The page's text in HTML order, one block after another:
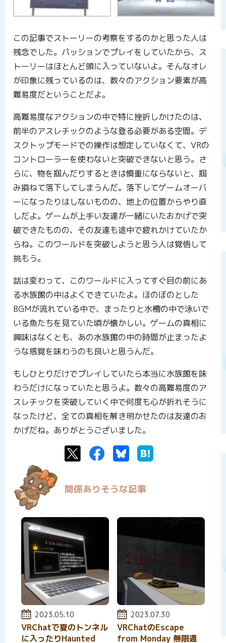
この記事でストーリーの考察をするのかと思った人は
残念でした。パッションでプレイをしていたから、ス
トーリーはほとんど頭に入っていないよ。そんなオレ
が印象に残っているのは、数々のアクション要素が高
難易度だということだよ。
高難易度なアクションの中で特に挫折しかけたのは、
前半のアスレチックのような登る必要がある空間。デ
スクトップモードでの操作は想定していなくて、VRの
コントローラーを使わないと突破できないと思う。さ
らに、物を掴んだりするときは慎重にならないと、掴
み損ねて落下してしまうんだ。落下してゲームオーバ
ーになったりはしないものの、地上の位置からやり直
しだよ。ゲームが上手い友達が一緒にいたおかげで突
破できたものの、その友達も途中で疲れかけていたか
らね。このワールドを突破しようと思う人は覚悟して
挑もう。
話は変わって、このワールドに入ってすぐ目の前にあ
る水族館の中はよくできていたよ。ほのぼのとした
BGMが流れている中で、まったりと水槽の中で泳いで
いる魚たちを見ていた頃が懐かしい。ゲームの真相に
興味はなくとも、あの水族館の中の時間が止まったよ
うな感覚を味わうのも良いと思うんだ。
もしひとりだけでプレイしていたら本当に水族館を味
わうだけになっていたと思うよ。数々の高難易度のア
スレチックを突破していく中で何度も心が折れそうに
なったけど、全ての真相を解き明かせたのは友達のお
かげだね。ありがとうございました。
TwitterFacebookBluesky はてなブックマーク
関係ありそうな記事
投稿日:
2023.05.10
VRChatで夏のトンネル
に入ったりHaunted
投稿日:
2023.07.30
VRChatのEscape
from Monday 無限通